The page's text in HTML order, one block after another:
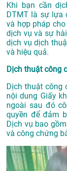
Khi bạn cần
DTMT là sự lựa
và hợp pháp
dịch vụ và sự
dịch vụ dịch
và hiệu quả.
Dịch thuật công
Dịch thuật công
nội dung Giấy
ngoài sau đó
quyền để đảm
Dịch vụ bao
và công chứng